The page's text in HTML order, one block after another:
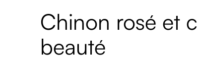
Chinon rosé et
beauté